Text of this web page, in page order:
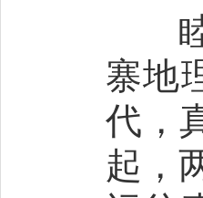
睦
寨地
代，
起，